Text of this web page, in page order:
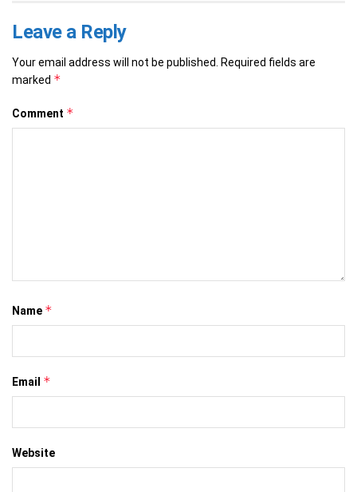
Leave a Reply
Your email address will not be published. Required fields are
marked *
Comment *
Name *
Email *
Website